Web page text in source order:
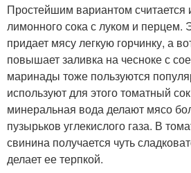
Простейшим вариантом считается
лимонного сока с луком и перцем.
придает мясу легкую горчинку, а
повышает заливка на чесноке с
маринады тоже пользуются
используют для этого томатный
минеральная вода делают мясо
пузырьков углекислого газа. В
свинина получается чуть
делает ее терпкой.